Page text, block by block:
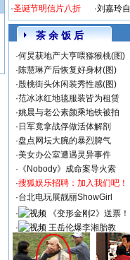
·圣诞节明信片八折
·刘嘉玲
茶 余 饭 后
·何炅获地产大亨喂猕猴桃(图)
·陈慧琳产后恢复好身材(图)
·殷桃街头休闲装秀性感(图)
·范冰冰红地毯服装皆为租赁
·姚晨与老公素颜乘地铁被拍
· 日军竟拿战俘做活体解剖
·盘点网坛大腕的暴烈脾气
·美女办公室遭遇灵异事件
· 《Nobody》成命案导火索
·搜狐娱乐招聘：加入我们吧！
·台北电玩展靓丽ShowGirl
·
《变形金刚2》送票！
·
王岳伦爆李湘胎教